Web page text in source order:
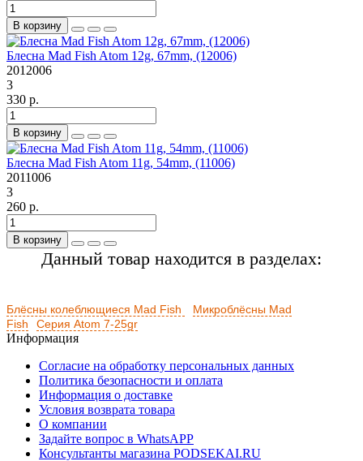
В корзину
Блесна Mad Fish Atom 12g, 67mm, (12006)
2012006
3
330 р.
В корзину
Блесна Mad Fish Atom 11g, 54mm, (11006)
2011006
3
260 р.
В корзину
Данный товар находится в разделах:
Блёсны колеблющиеся Mad Fish
Микроблёсны Mad
Fish
Серия Atom 7-25gr
Информация
Согласие на обработку персональных данных
Политика безопасности и оплата
Информация о доставке
Условия возврата товара
О компании
Задайте вопрос в WhatsAPP
Консультанты магазина PODSEKAI.RU